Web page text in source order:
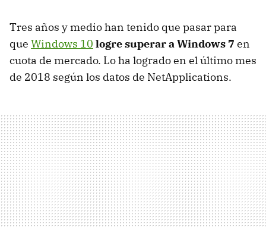
Tres años y medio han tenido que pasar para
que Windows 10 logre superar a Windows 7 en
cuota de mercado. Lo ha logrado en el último mes
de 2018 según los datos de NetApplications.